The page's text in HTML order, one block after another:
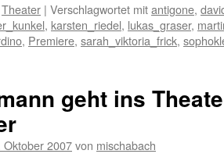
Theater | Verschlagwortet mitantigone,
, karsten_riedel, lukas_graser,
, Premiere, sarah_viktoria_frick,
geht ins
Oktober 2007von mischabach